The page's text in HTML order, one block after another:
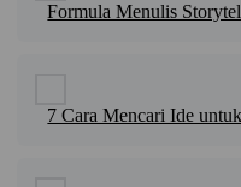
Formula Menulis
7 Cara Mencari Ide